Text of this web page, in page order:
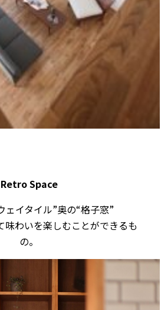
Retro Space
ェイタイル”奥の“格子窓”
味わいを楽しむことができるも
の。